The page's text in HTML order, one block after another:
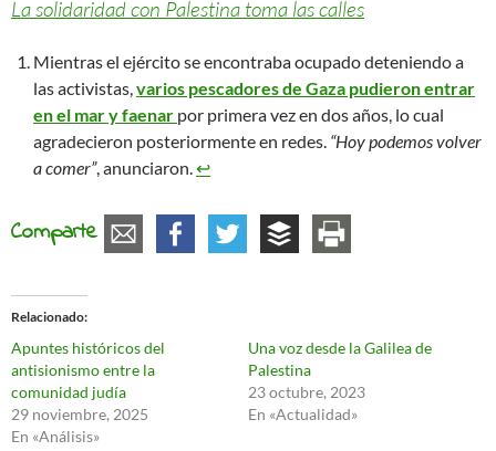
La solidaridad con Palestina toma las calles
Mientras el ejército se encontraba ocupado deteniendo a
las activistas,varios pescadores de Gaza pudieron entrar
en el mar y faenar por primera vez en dos años, lo cual
agradecieron posteriormente en redes. “Hoy podemos volver
a comer”, anunciaron.↩︎
Comparte
Relacionado
Apuntes históricos del
antisionismo entre la
comunidad judía
29 noviembre, 2025
En «Análisis»
Una voz desde la Galilea de
Palestina
23 octubre, 2023
En «Actualidad»